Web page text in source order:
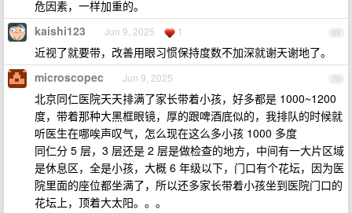
危因素，一样加重的。
69
kaishi123 Jun 9, 2025 1
近视了就要带，改善用眼习惯保持度数不加深就谢天谢地了。
70
microscopec Jun 9, 2025
北京同仁医院天天排满了家长带着小孩，好多都是 1000~1200
度，带着那种大黑框眼镜，厚的跟啤酒底似的，我排队的时候就
听医生在哪唉声叹气，怎么现在这么多小孩 1000 多度
同仁分 5 层，3 层还是 2 层是做检查的地方，中间有一大片区域
是休息区，全是小孩，大概 6 年级以下，门口有个花坛，因为医
院里面的座位都坐满了，所以还多家长带着小孩坐到医院门口的
花坛上，顶着大太阳。。。